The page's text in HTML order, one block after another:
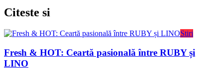
Citeste si
Stiri
Fresh & HOT: Ceartă pasională între RUBY și
LINO